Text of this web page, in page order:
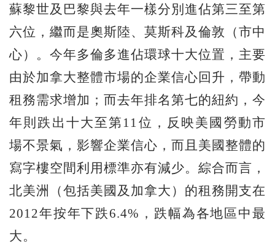
蘇黎世及巴黎與去年一樣分別進佔第三至第
六位，繼而是奧斯陸、莫斯科及倫敦（市中
心）。今年多倫多進佔環球十大位置，主要
由於加拿大整體市場的企業信心回升，帶動
租務需求增加；而去年排名第七的紐約，今
年則跌出十大至第11位，反映美國勞動市
場不景氣，影響企業信心，而且美國整體的
寫字樓空間利用標準亦有減少。綜合而言，
北美洲（包括美國及加拿大）的租務開支在
2012年按年下跌6.4%，跌幅為各地區中最
大。